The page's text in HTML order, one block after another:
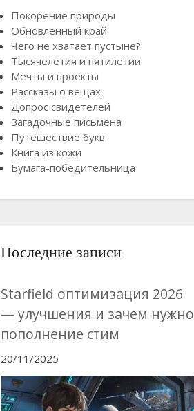
Покорение природы
Обновленный край
Чего не хватает пустыне?
Тысячелетия и пятилетии
Мечты и проекты
Рассказы о вещах
Допрос свидетелей
Загадочные письмена
Путешествие букв
Книга из кожи
Бумага-победительница
Последние записи
Starfield оптимизация 2026
— улучшения и зачем нужно
пополнение стим
20/11/2025